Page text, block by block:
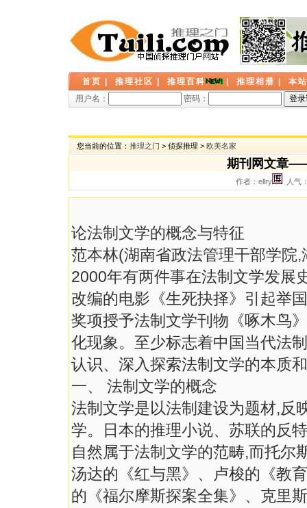
首页 推理社区 推理百科 推理相册
本
用户名：
密码：
您当前的位置： 推理之门 > 侦探推理 > 欧美名家
期刊网文章
作者：ellry 人气
论法制文学的概念与特征
范本林(湖南省政法管理干部学
2000年有两件事在法制文学发展
改编的电影《生死抉择》引起举
奖项授予法制文学刊物《啄木鸟
化现象。至少标志着中国当代法
认识、深入探索法制文学的本质
一、 法制文学的概念
法制文学是以法制建设为题材,反
学。日本的推理小说、苏联的反
自然属于法制文学的范畴,而托尔
汤达的《红与黑》、卢梭的《教
的《福尔摩斯探案全集》、克里